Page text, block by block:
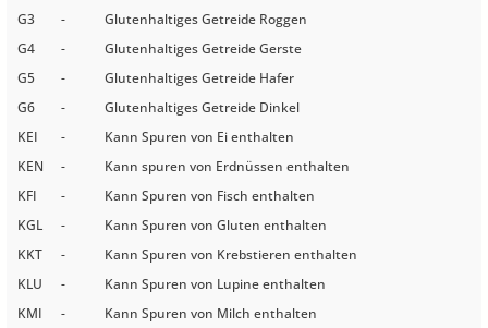
G3
-
Glutenhaltiges Getreide Roggen
G4
-
Glutenhaltiges Getreide Gerste
G5
-
Glutenhaltiges Getreide Hafer
G6
-
Glutenhaltiges Getreide Dinkel
KEI
-
Kann Spuren von Ei enthalten
KEN
-
Kann spuren von Erdnüssen enthalten
KFI
-
Kann Spuren von Fisch enthalten
KGL
-
Kann Spuren von Gluten enthalten
KKT
-
Kann Spuren von Krebstieren enthalten
KLU
-
Kann Spuren von Lupine enthalten
KMI
-
Kann Spuren von Milch enthalten